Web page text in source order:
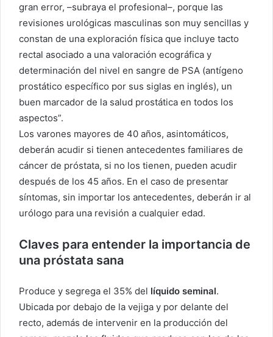
gran error, –subraya el profesional–, porque las
revisiones urológicas masculinas son muy sencillas y
constan de una exploración física que incluye tacto
rectal asociado a una valoración ecográfica y
determinación del nivel en sangre de PSA (antígeno
prostático específico por sus siglas en inglés), un
buen marcador de la salud prostática en todos los
aspectos”.
Los varones mayores de 40 años, asintomáticos,
deberán acudir si tienen antecedentes familiares de
cáncer de próstata, si no los tienen, pueden acudir
después de los 45 años. En el caso de presentar
síntomas, sin importar los antecedentes, deberán ir al
urólogo para una revisión a cualquier edad.
Claves para entender la importancia de
una próstata sana
Produce y segrega el 35% del líquido seminal.
Ubicada por debajo de la vejiga y por delante del
recto, además de intervenir en la producción del